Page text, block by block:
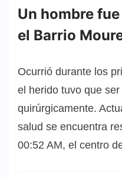
Un hombre
el Barrio
Ocurrió durante los
el herido tuvo que
quirúrgicamente.
salud se encuentra
00:52 AM, el centro